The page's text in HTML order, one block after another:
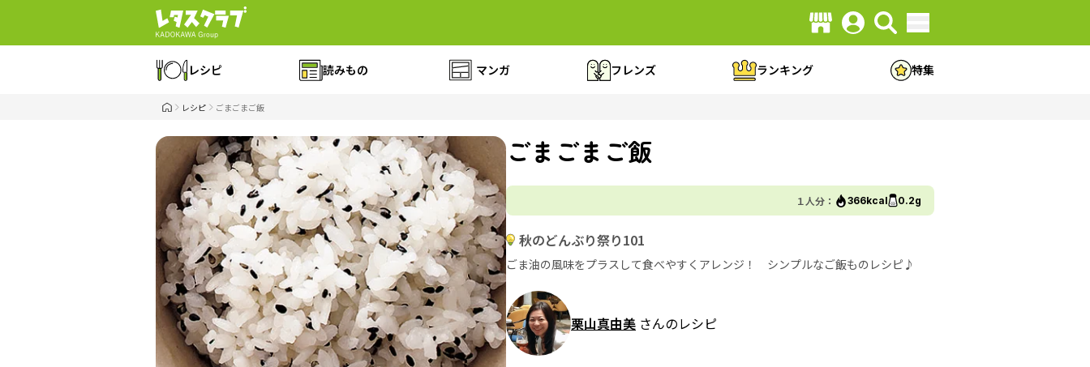
レシピ 読みもの マンガ フレンズ ランキング 特集
レシピ ごまごまご飯
ごまごまご飯
１人分： 366kcal 0.2g
秋のどんぶり祭り101
ごま油の風味をプラスして食べやすくアレンジ！ シンプルなご飯ものレシピ♪
栗山真由美 さんのレシピ